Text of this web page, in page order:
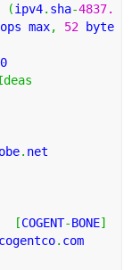
(ipv4. sha-4837.
max, 52 byte
. net
[COGENT-BONE]
. com